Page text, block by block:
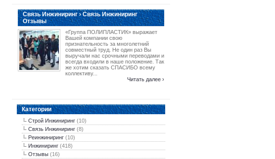
Связь Инжиниринг › Связь Инжиниринг
Отзывы
«Группа ПОЛИПЛАСТИК» выражает
Вашей компании свою
признательность за многолетний
совместный труд. Не один раз Вы
выручали нас срочными переводами и
всегда входили в наше положение. Так
же хотим сказать СПАСИБО всему
коллективу...
Читать далее ›
Категории
Строй Инжиниринг (10)
Связь Инжиниринг (8)
Реинжиниринг (10)
Инжиниринг (418)
Отзывы (16)